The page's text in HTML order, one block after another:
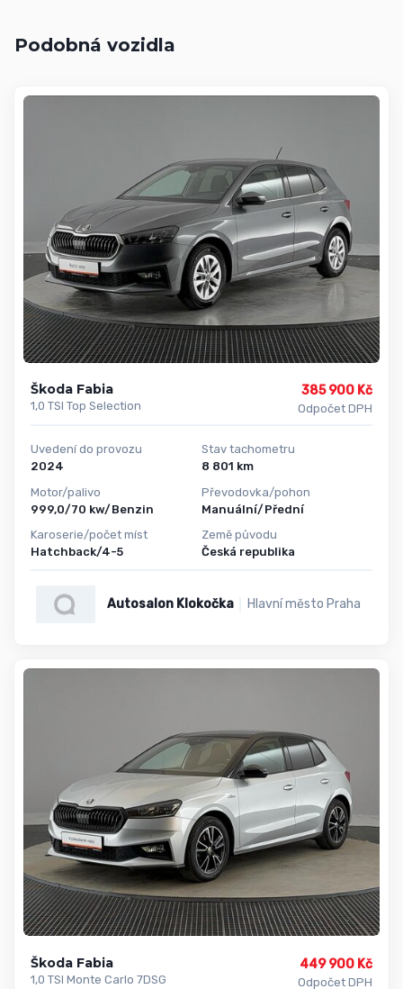
Podobná vozidla
Škoda Fabia
1,0 TSI Top Selection
385 900 Kč
Odpočet DPH
Uvedení do provozu
2024
Motor/palivo
999,0/70 kw/Benzin
Karoserie/počet míst
Hatchback/4-5
Stav tachometru
8 801 km
Převodovka/pohon
Manuální/Přední
Země původu
Česká republika
Autosalon Klokočka Hlavní město Praha
Škoda Fabia
1,0 TSI Monte Carlo 7DSG
449 900 Kč
Odpočet DPH